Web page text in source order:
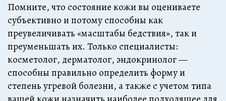
Помните, что состояние кожи вы оцениваете
субъективно и потому способны как
преувеличивать «масштабы бедствия», так и
преуменьшать их. Только специалисты:
косметолог, дерматолог, эндокринолог —
способны правильно определить форму и
степень угревой болезни, а также с учетом типа